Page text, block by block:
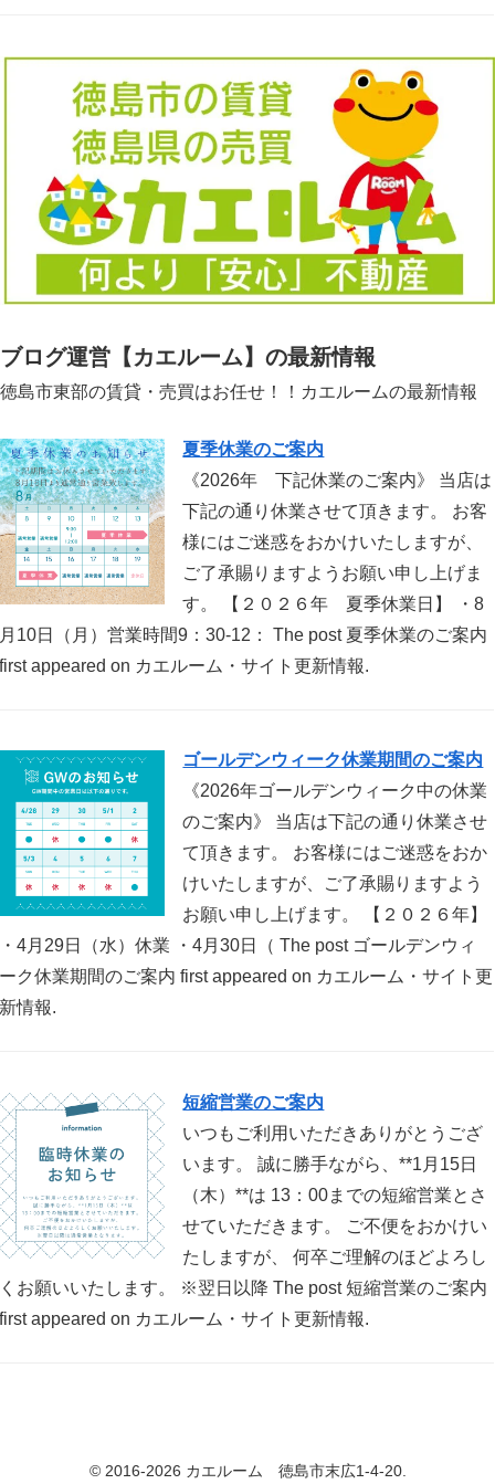
ブログ運営【カエルーム】の最新情報
徳島市東部の賃貸・売買はお任せ！！カエルームの最新情報
夏季休業のご案内
《2026年 下記休業のご案内》 当店は
下記の通り休業させて頂きます。 お客
様にはご迷惑をおかけいたしますが、
ご了承賜りますようお願い申し上げま
す。 【２０２６年 夏季休業日】 ・8
月10日（月）営業時間9：30-12： The post 夏季休業のご案内
first appeared on カエルーム・サイト更新情報.
ゴールデンウィーク休業期間のご案内
《2026年ゴールデンウィーク中の休業
のご案内》 当店は下記の通り休業させ
て頂きます。 お客様にはご迷惑をおか
けいたしますが、ご了承賜りますよう
お願い申し上げます。 【２０２６年】
・4月29日（水）休業 ・4月30日（ The post ゴールデンウィ
ーク休業期間のご案内 first appeared on カエルーム・サイト更
新情報.
短縮営業のご案内
いつもご利用いただきありがとうござ
います。 誠に勝手ながら、**1月15日
（木）**は 13：00までの短縮営業とさ
せていただきます。 ご不便をおかけい
たしますが、 何卒ご理解のほどよろし
くお願いいたします。 ※翌日以降 The post 短縮営業のご案内
first appeared on カエルーム・サイト更新情報.
© 2016-2026 カエルーム 徳島市末広1-4-20.